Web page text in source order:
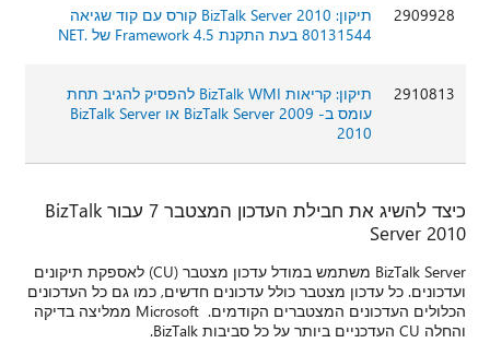
2909928
תיקון: BizTalk Server 2010 קורס עם קוד שגיאה
80131544 בעת התקנת 4.5 Framework של .NET
2910813
תיקון: קריאות BizTalk WMI להפסיק להגיב תחת
עומס ב- BizTalk Server 2009 או BizTalk Server
2010
כיצד להשיג את חבילת העדכון המצטבר 7 עבור BizTalk
Server 2010
BizTalk Server משתמש במודל עדכון מצטבר (CU) לאספקת תיקונים
ועדכונים. כל עדכון מצטבר כולל עדכונים חדשים, כמו גם כל העדכונים
הכלולים העדכונים המצטברים הקודמים. Microsoft ממליצה בדיקה
והחלה CU העדכניים ביותר על כל סביבות BizTalk.